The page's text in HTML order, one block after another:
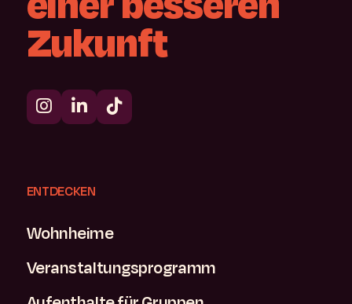
Zukunft
ENTDECKEN
Wohnheime
Veranstaltungsprogramm